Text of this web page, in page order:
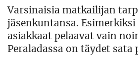
Varsinaisia matkailijan
jäsenkuntansa.
asiakkaat pelaavat vain
Peraladassa on täydet sata